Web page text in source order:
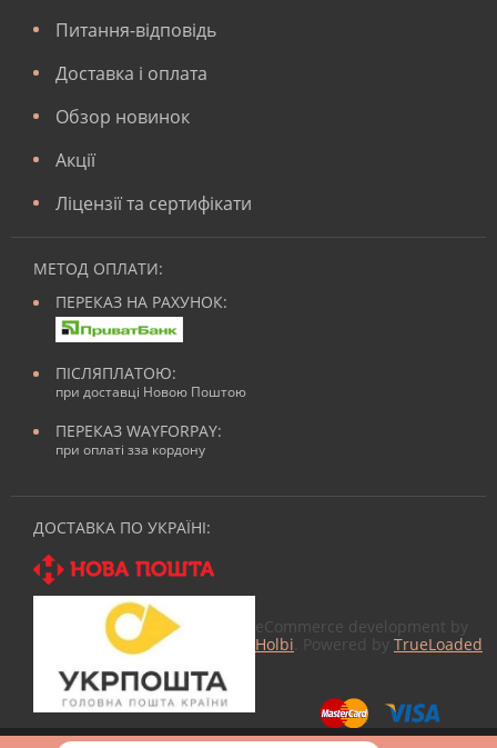
Питання-відповідь
Доставка і оплата
Обзор новинок
Акції
Ліцензії та сертифікати
МЕТОД ОПЛАТИ:
ПЕРЕКАЗ НА РАХУНОК:
ПІСЛЯПЛАТОЮ:
при доставці Новою Поштою
ПЕРЕКАЗ WAYFORPAY:
при оплаті зза кордону
ДОСТАВКА ПО УКРАЇНІ:
eCommerce development by
Holbi . Powered by TrueLoaded